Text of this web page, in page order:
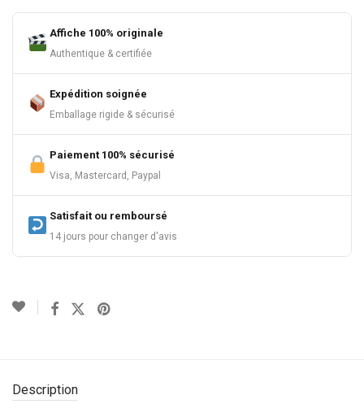
Affiche 100% originale
Authentique & certifiée
Expédition soignée
Emballage rigide & sécurisé
Paiement 100% sécurisé
Visa, Mastercard, Paypal
Satisfait ou remboursé
14 jours pour changer d'avis
Description